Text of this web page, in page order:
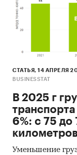
СТАТЬЯ, 14 АПРЕЛЯ
BUSINESSTAT
В 2025 г
6%: с 75 до
Уменьшение